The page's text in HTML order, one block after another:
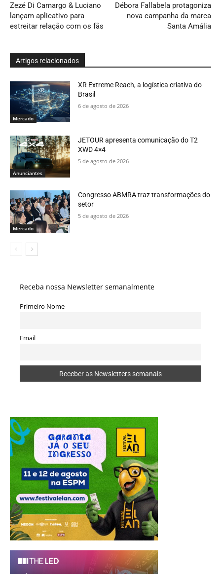
Zezé Di Camargo & Luciano
lançam aplicativo para
estreitar relação com os fãs
Débora Fallabela protagoniza
nova campanha da marca
Santa Amália
Artigos relacionados
Mercado
XR Extreme Reach, a logística criativa do
Brasil
6 de agosto de 2026
Anunciantes
JETOUR apresenta comunicação do T2
XWD 4×4
5 de agosto de 2026
Mercado
Congresso ABMRA traz transformações do
setor
5 de agosto de 2026
Receba nossa Newsletter semanalmente
Primeiro Nome
Email